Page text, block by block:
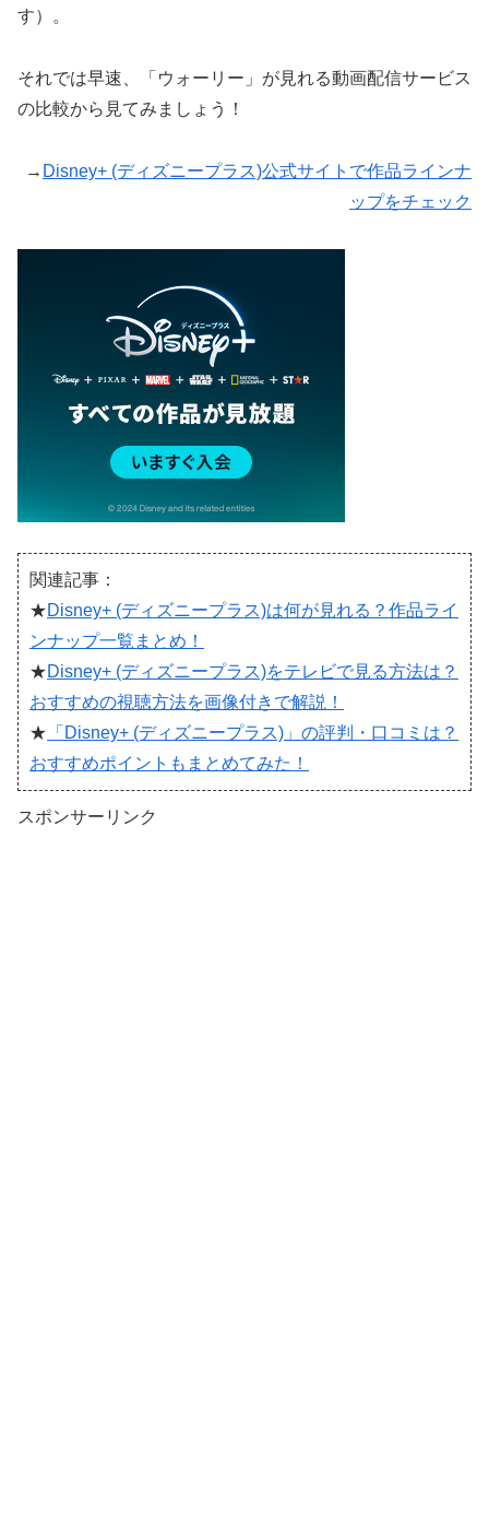
す）。
それでは早速、「ウォーリー」が見れる動画配信サービス
の比較から見てみましょう！
→ Disney+ (ディズニープラス)公式サイトで作品ラインナ
ップをチェック
関連記事：
★Disney+ (ディズニープラス)は何が見れる？作品ライ
ンナップ一覧まとめ！
★Disney+ (ディズニープラス)をテレビで見る方法は？
おすすめの視聴方法を画像付きで解説！
★ 「Disney+ (ディズニープラス)」の評判・口コミは？
おすすめポイントもまとめてみた！
スポンサーリンク